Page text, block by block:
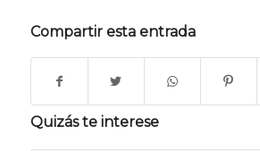
Compartir esta entrada
Quizás te interese